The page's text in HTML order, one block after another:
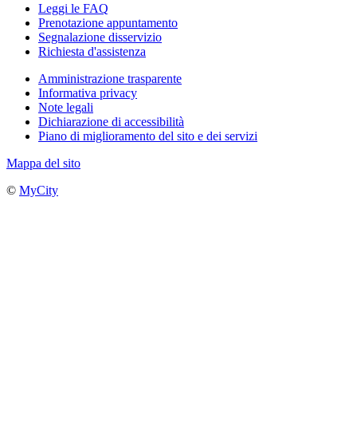
Leggi le FAQ
Prenotazione appuntamento
Segnalazione disservizio
Richiesta d'assistenza
Amministrazione trasparente
Informativa privacy
Note legali
Dichiarazione di accessibilità
Piano di miglioramento del sito e dei servizi
Mappa del sito
© MyCity